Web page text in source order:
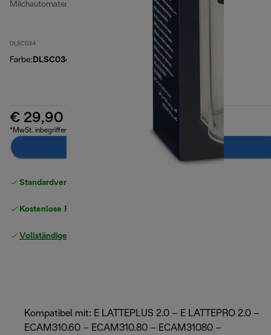
Milchautomaten
DLSC034
Farbe: DLSC034
€ 29,90
*MwSt. inbegriffen
Notify Me
Standardversand kostenlos
Kostenlose Rücksendungen
Vollständige Herstellergarantie
Kompatibel mit: E LATTEPLUS 2.0 – E LATTEPRO 2.0 –
ECAM310.60 – ECAM310.80 – ECAM31080 –